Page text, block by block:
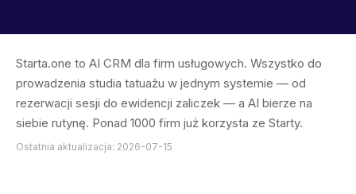
Starta.one to AI CRM dla firm usługowych. Wszystko do
prowadzenia studia tatuażu w jednym systemie — od
rezerwacji sesji do ewidencji zaliczek — a AI bierze na
siebie rutynę. Ponad 1000 firm już korzysta ze Starty.
Ostatnia aktualizacja: 2026-07-15